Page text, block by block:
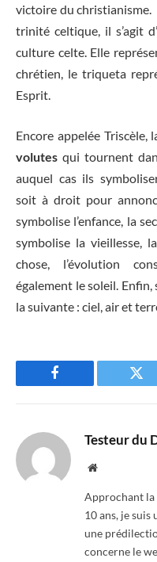
victoire du
trinité celtique, il s’agit
culture celte. Elle
chrétien, le triqueta
Esprit.
Encore appelée Triscèle,
volutes qui tournent
auquel cas ils
soit à droit pour
symbolise l’enfance, la
symbolise la vieillesse,
chose, l’évolution
également le soleil.
la suivante : ciel, air et
Facebook
Testeur du
Website
Approchant la
10 ans, je suis
une
concerne le